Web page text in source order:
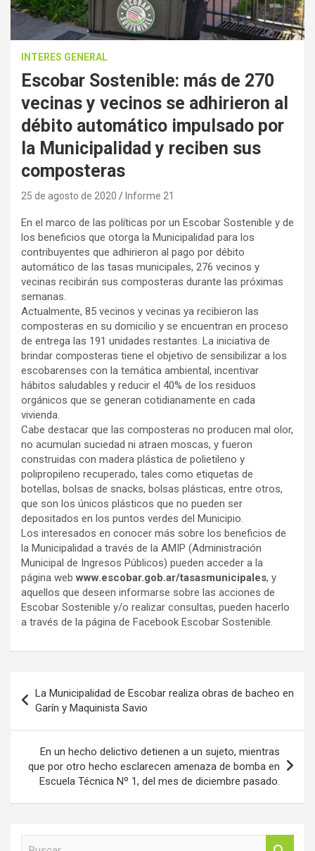
INTERES GENERAL
Escobar Sostenible: más de 270
vecinas y vecinos se adhirieron al
débito automático impulsado por
la Municipalidad y reciben sus
composteras
25 de agosto de 2020 Informe 21
En el marco de las políticas por un Escobar Sostenible y de
los beneficios que otorga la Municipalidad para los
contribuyentes que adhirieron al pago por débito
automático de las tasas municipales, 276 vecinos y
vecinas recibirán sus composteras durante las próximas
semanas.
Actualmente, 85 vecinos y vecinas ya recibieron las
composteras en su domicilio y se encuentran en proceso
de entrega las 191 unidades restantes. La iniciativa de
brindar composteras tiene el objetivo de sensibilizar a los
escobarenses con la temática ambiental, incentivar
hábitos saludables y reducir el 40% de los residuos
orgánicos que se generan cotidianamente en cada
vivienda.
Cabe destacar que las composteras no producen mal olor,
no acumulan suciedad ni atraen moscas, y fueron
construidas con madera plástica de polietileno y
polipropileno recuperado, tales como etiquetas de
botellas, bolsas de snacks, bolsas plásticas, entre otros,
que son los únicos plásticos que no pueden ser
depositados en los puntos verdes del Municipio.
Los interesados en conocer más sobre los beneficios de
la Municipalidad a través de la AMIP (Administración
Municipal de Ingresos Públicos) pueden acceder a la
página webwww.escobar.gob.ar/tasasmunicipales, y
aquellos que deseen informarse sobre las acciones de
Escobar Sostenible y/o realizar consultas, pueden hacerlo
a través de la página de Facebook Escobar Sostenible.
de
entradas
La Municipalidad de Escobar realiza obras de bacheo en
Garín y Maquinista Savio
En un hecho delictivo detienen a un sujeto, mientras
que por otro hecho esclarecen amenaza de bomba en
Escuela Técnica Nº 1, del mes de diciembre pasado.